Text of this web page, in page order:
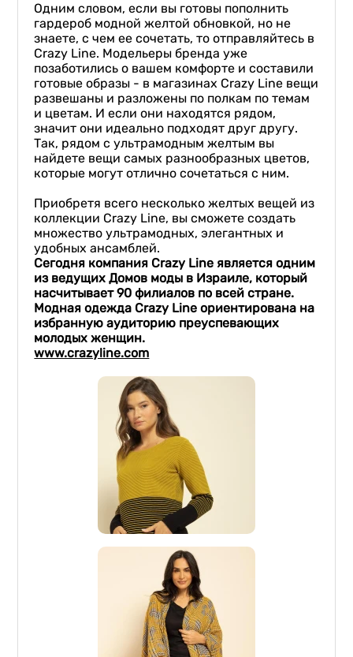
Одним словом, если вы готовы пополнить
гардероб модной желтой обновкой, но не
знаете, с чем ее сочетать, то отправляйтесь в
Crazy Line. Модельеры бренда уже
позаботились о вашем комфорте и составили
готовые образы - в магазинах Crazy Line вещи
развешаны и разложены по полкам по темам
и цветам. И если они находятся рядом,
значит они идеально подходят друг другу.
Так, рядом с ультрамодным желтым вы
найдете вещи самых разнообразных цветов,
которые могут отлично сочетаться с ним.
Приобретя всего несколько желтых вещей из
коллекции Crazy Line, вы сможете создать
множество ультрамодных, элегантных и
удобных ансамблей.
Сегодня компания Crazy Line является одним
из ведущих Домов моды в Израиле, который
насчитывает90 филиалов по всей стране.
Модная одежда Crazy Lineориентирована на
избранную аудиторию преуспевающих
молодых женщин.
www.crazyline.com